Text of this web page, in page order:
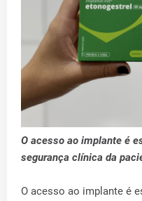
O acesso ao implante é
segurança clínica da
O acesso ao implante é